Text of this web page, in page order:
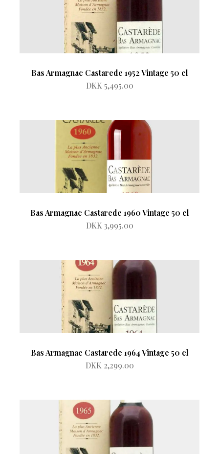
Bas Armagnac Castarede 1952 Vintage 50 cl
DKK 5,495.00
Bas Armagnac Castarede 1960 Vintage 50 cl
DKK 3,995.00
Bas Armagnac Castarede 1964 Vintage 50 cl
DKK 2,299.00